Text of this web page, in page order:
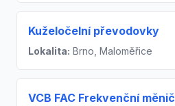
Kuželočelní převodovky
Lokalita: Brno, Maloměřice
VCB FAC Frekvenční měnič